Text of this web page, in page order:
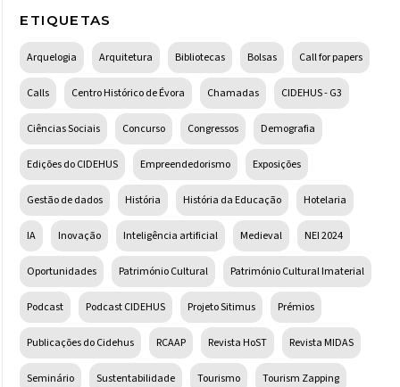
ETIQUETAS
Arquelogia Arquitetura Bibliotecas Bolsas Call for papers
Calls Centro Histórico de Évora Chamadas CIDEHUS - G3
Ciências Sociais Concurso Congressos Demografia
Edições do CIDEHUS Empreendedorismo Exposições
Gestão de dados História História da Educação Hotelaria
IA Inovação Inteligência artificial Medieval NEI 2024
Oportunidades Património Cultural Património Cultural Imaterial
Podcast Podcast CIDEHUS Projeto Sitimus Prémios
Publicações do Cidehus RCAAP Revista HoST Revista MIDAS
Seminário Sustentabilidade Tourismo Tourism Zapping